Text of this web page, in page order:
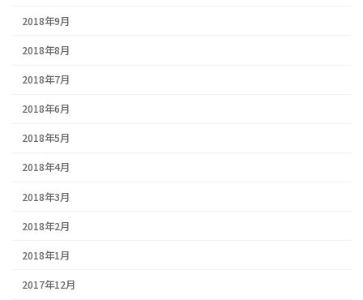
2018年9月
2018年8月
2018年7月
2018年6月
2018年5月
2018年4月
2018年3月
2018年2月
2018年1月
2017年12月